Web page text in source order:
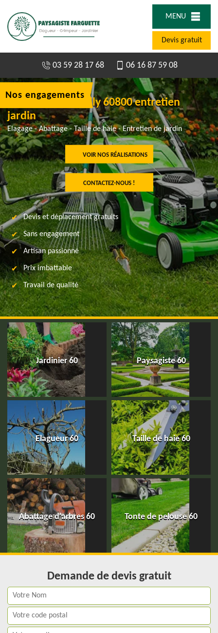
MENU
Devis gratuit
03 59 28 17 68 06 16 87 59 08
Jardinier à Trumilly 60800 entretien
jardin
Elagage - Abattage - Taille de haie - Entretien de jardin
VOIR NOS RÉALISATIONS
CONTACTEZ-NOUS !
Nos engagements
Devis et déplacement gratuits
Sans engagement
Artisan passionné
Prix imbattable
Travail de qualité
Jardinier 60 Paysagiste 60
Elagueur 60 Taille de haie 60
Abattage d'arbres 60 Tonte de pelouse 60
Demande de devis gratuit